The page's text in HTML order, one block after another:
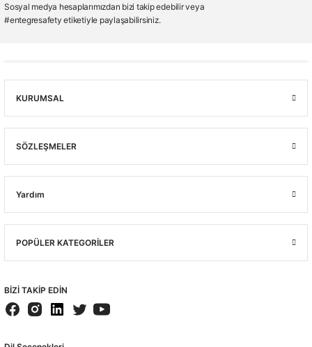
Sosyal medya hesaplarımızdan bizi takip edebilir veya
#entegresafety etiketiyle paylaşabilirsiniz.
KURUMSAL
SÖZLEŞMELER
Yardım
POPÜLER KATEGORİLER
BİZİ TAKİP EDİN